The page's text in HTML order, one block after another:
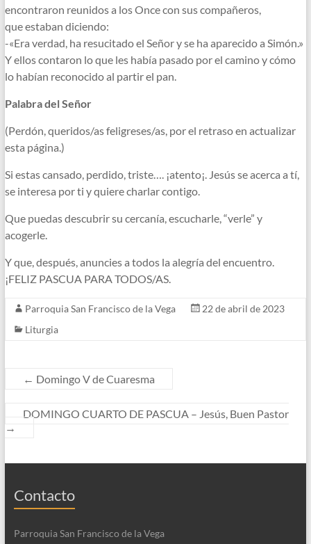
encontraron reunidos a los Once con sus compañeros,
que estaban diciendo:
-«Era verdad, ha resucitado el Señor y se ha aparecido a Simón.»
Y ellos contaron lo que les había pasado por el camino y cómo
lo habían reconocido al partir el pan.
Palabra del Señor
(Perdón, queridos/as feligreses/as, por el retraso en actualizar
esta página.)
Si estas cansado, perdido, triste…. ¡atento¡. Jesús se acerca a tí,
se interesa por ti y quiere charlar contigo.
Que puedas descubrir su cercanía, escucharle, “verle” y
acogerle.
Y que, después, anuncies a todos la alegría del encuentro.
¡FELIZ PASCUA PARA TODOS/AS.
Parroquia San Francisco de la Vega
22 de abril de 2023
Liturgia
← Domingo V de Cuaresma
DOMINGO CUARTO DE PASCUA – Jesús, Buen Pastor
→
Contacto
Parroquia San Francisco de la Vega